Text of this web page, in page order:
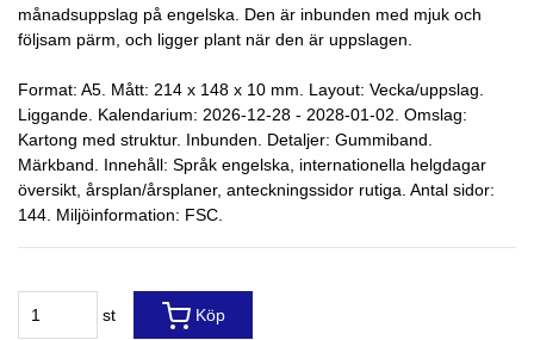
månadsuppslag på engelska. Den är inbunden med mjuk och
följsam pärm, och ligger plant när den är uppslagen.
Format: A5. Mått: 214 x 148 x 10 mm. Layout: Vecka/uppslag.
Liggande. Kalendarium: 2026-12-28 - 2028-01-02. Omslag:
Kartong med struktur. Inbunden. Detaljer: Gummiband.
Märkband. Innehåll: Språk engelska, internationella helgdagar
översikt, årsplan/årsplaner, anteckningssidor rutiga. Antal sidor:
144. Miljöinformation: FSC.
st Köp